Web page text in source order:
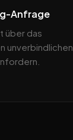
Anfrage
über das
unverbindlichen